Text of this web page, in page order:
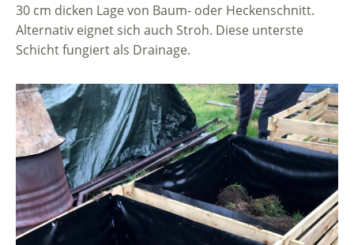
30 cm dicken Lage von Baum- oder Heckenschnitt.
Alternativ eignet sich auch Stroh. Diese unterste
Schicht fungiert als Drainage.